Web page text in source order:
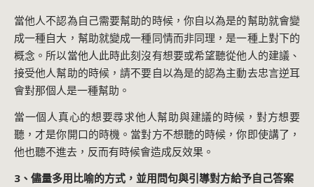
當他人不認為自己需要幫助的時候，你自以為是的幫助就會變
成一種自大，幫助就變成一種同情而非同理，是一種上對下的
概念。所以當他人此時此刻沒有想要或希望聽從他人的建議、
接受他人幫助的時候，請不要自以為是的認為主動去忠言逆耳
會對那個人是一種幫助。
當一個人真心的想要尋求他人幫助與建議的時候，對方想要
聽，才是你開口的時機。當對方不想聽的時候，你即使講了，
他也聽不進去，反而有時候會造成反效果。
3、儘量多用比喻的方式，並用問句與引導對方給予自己答案